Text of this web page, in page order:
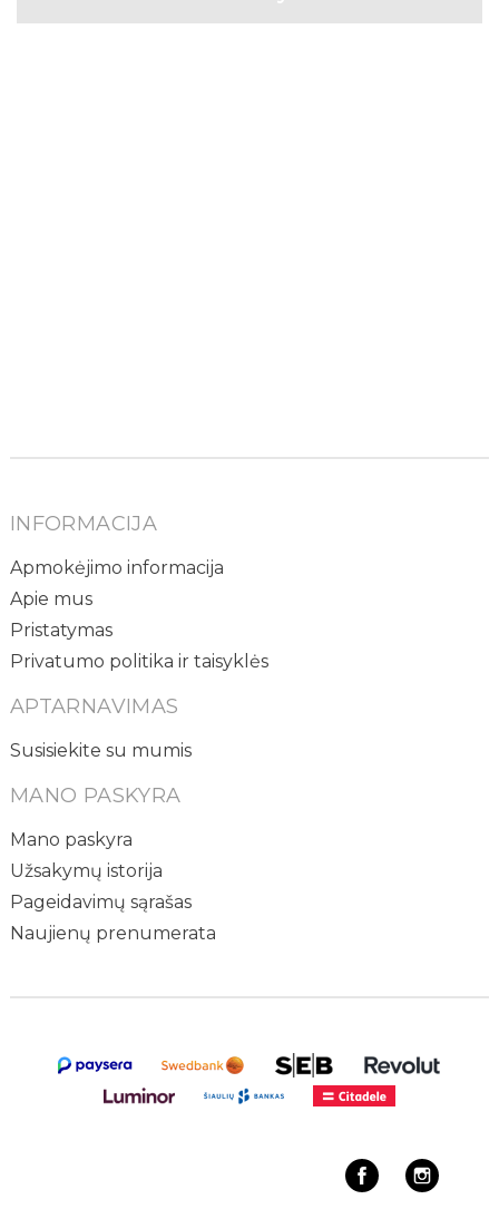
INFORMACIJA
Apmokėjimo informacija
Apie mus
Pristatymas
Privatumo politika ir taisyklės
APTARNAVIMAS
Susisiekite su mumis
MANO PASKYRA
Mano paskyra
Užsakymų istorija
Pageidavimų sąrašas
Naujienų prenumerata